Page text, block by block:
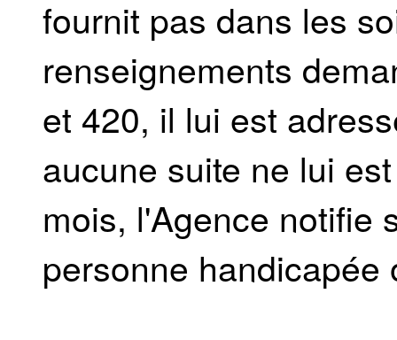
fournit pas dans les
renseignements
et 420, il lui est
aucune suite ne lui
mois, l'Agence notifie
personne